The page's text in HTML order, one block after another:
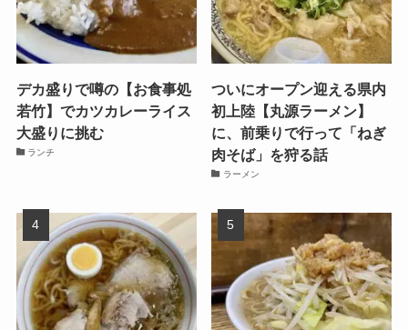
デカ盛りで噂の【お食事処
若竹】でカツカレーライス
大盛りに挑む
ランチ
ついにオープン迎える県内
初上陸【丸源ラーメン】
に、前乗りで行って「ねぎ
肉そば」を狩る話
ラーメン